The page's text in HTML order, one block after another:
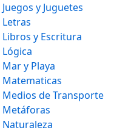
Juegos y Juguetes
Letras
Libros y Escritura
Lógica
Mar y Playa
Matematicas
Medios de Transporte
Metáforas
Naturaleza